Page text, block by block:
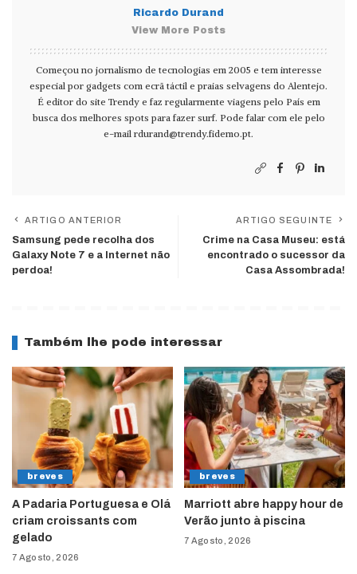
Ricardo Durand
View More Posts
Começou no jornalismo de tecnologias em 2005 e tem interesse
especial por gadgets com ecrã táctil e praias selvagens do Alentejo.
É editor do site Trendy e faz regularmente viagens pelo País em
busca dos melhores spots para fazer surf. Pode falar com ele pelo
e-mail rdurand@trendy.fidemo.pt.
ARTIGO ANTERIOR
Samsung pede recolha dos
Galaxy Note 7 e a Internet não
perdoa!
ARTIGO SEGUINTE
Crime na Casa Museu: está
encontrado o sucessor da
Casa Assombrada!
Também lhe pode interessar
breves
A Padaria Portuguesa e Olá
criam croissants com
gelado
7 Agosto, 2026
breves
Marriott abre happy hour de
Verão junto à piscina
7 Agosto, 2026